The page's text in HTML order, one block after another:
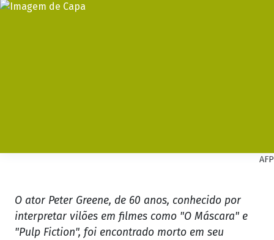
AFP
O ator Peter Greene, de 60 anos, conhecido por
interpretar vilões em filmes como "O Máscara" e
"Pulp Fiction", foi encontrado morto em seu